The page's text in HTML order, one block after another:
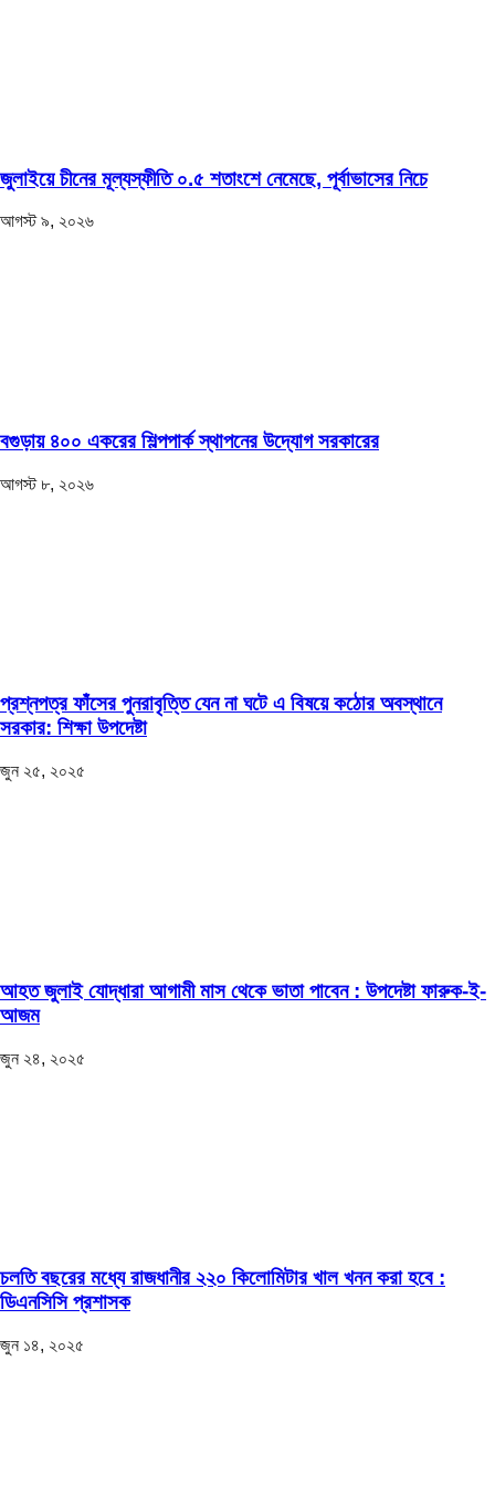
জুলাইয়ে চীনের মূল্যস্ফীতি ০.৫ শতাংশে নেমেছে, পূর্বাভাসের নিচে
আগস্ট ৯, ২০২৬
বগুড়ায় ৪০০ একরের শিল্পপার্ক স্থাপনের উদ্যোগ সরকারের
আগস্ট ৮, ২০২৬
প্রশ্নপত্র ফাঁসের পুনরাবৃত্তি যেন না ঘটে এ বিষয়ে কঠোর অবস্থানে
সরকার: শিক্ষা উপদেষ্টা
জুন ২৫, ২০২৫
আহত জুলাই যোদ্ধারা আগামী মাস থেকে ভাতা পাবেন : উপদেষ্টা ফারুক-ই-
আজম
জুন ২৪, ২০২৫
চলতি বছরের মধ্যে রাজধানীর ২২০ কিলোমিটার খাল খনন করা হবে :
ডিএনসিসি প্রশাসক
জুন ১৪, ২০২৫